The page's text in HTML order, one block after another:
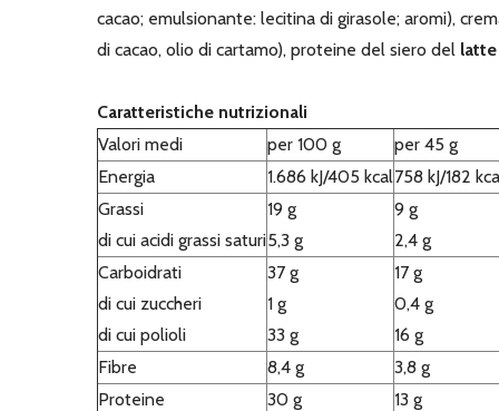
cacao; emulsionante: lecitina di girasole; aromi),
di cacao, olio di cartamo), proteine del siero del latte
Caratteristiche nutrizionali
Valori medi
per 100 g
per 45 g
Energia
1.686 kJ/405 kcal758 kJ/182
Grassi
di cui acidi grassi saturi
19 g
5,3 g
9 g
2,4 g
Carboidrati
di cui zuccheri
di cui polioli
37 g
1 g
33 g
17 g
0,4 g
16 g
Fibre
8,4 g
3,8 g
Proteine
30 g
13 g